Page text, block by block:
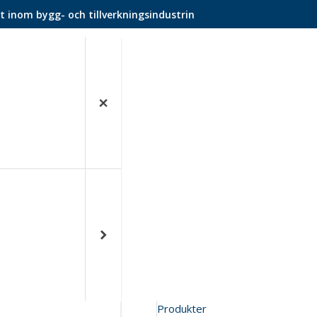
inom bygg- och tillverkningsindustrin
Produkter